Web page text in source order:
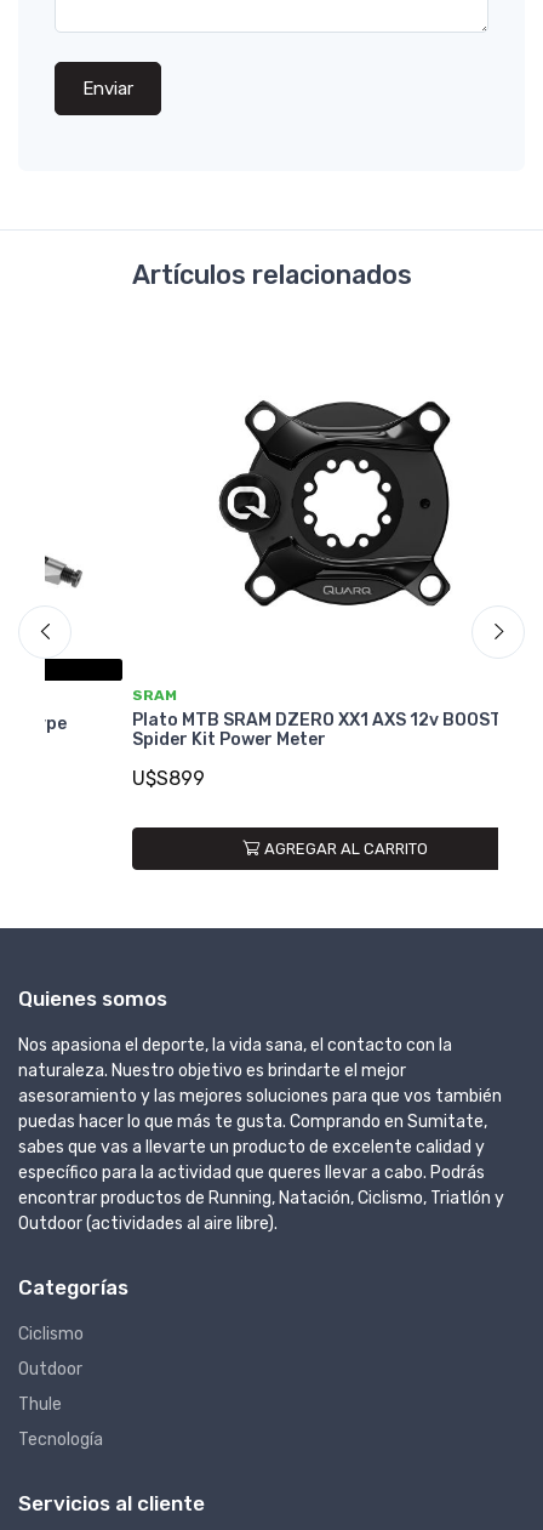
Enviar
Artículos relacionados
Plato MTB SRAM DZERO XX1 AXS 12v BOOST
Spider Kit Power Meter
U$S899
AGREGAR AL CARRITO
Quienes somos
Nos apasiona el deporte, la vida sana, el contacto con la
naturaleza. Nuestro objetivo es brindarte el mejor
asesoramiento y las mejores soluciones para que vos también
puedas hacer lo que más te gusta. Comprando en Sumitate,
sabes que vas a llevarte un producto de excelente calidad y
específico para la actividad que queres llevar a cabo. Podrás
encontrar productos de Running, Natación, Ciclismo, Triatlón y
Outdoor (actividades al aire libre).
Categorías
Ciclismo
Outdoor
Thule
Tecnología
Servicios al cliente